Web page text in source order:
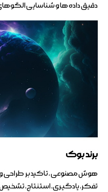
دقیق داده ها و شناسایی
برند بوک
هوش مصنوعی ، تاکید بر طراحی
تفکر، یادگیری، استنتاج،